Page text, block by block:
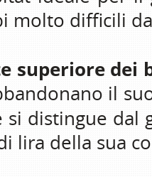
molto difficili
superiore dei
il
si distingue dal
lira della sua